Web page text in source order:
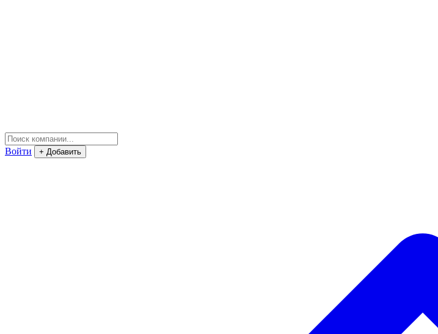
Войти + Добавить